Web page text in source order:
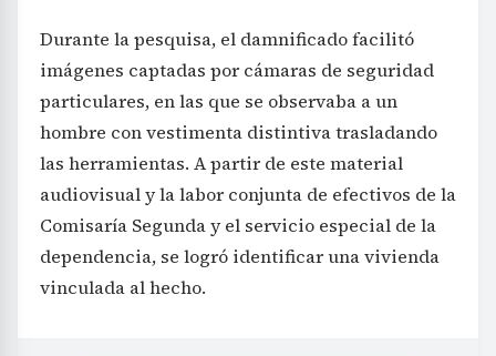
Durante la pesquisa, el damnificado facilitó
imágenes captadas por cámaras de seguridad
particulares, en las que se observaba a un
hombre con vestimenta distintiva trasladando
las herramientas. A partir de este material
audiovisual y la labor conjunta de efectivos de la
Comisaría Segunda y el servicio especial de la
dependencia, se logró identificar una vivienda
vinculada al hecho.